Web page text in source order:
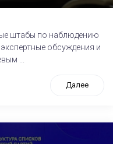
штабы по наблюдению
обсуждения и
...
Далее